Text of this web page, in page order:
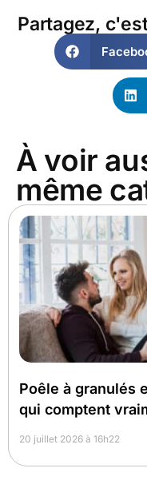
Partagez,
À voir
même
Poêle à granulés
qui comptent
20 juillet 2026 à 16h22